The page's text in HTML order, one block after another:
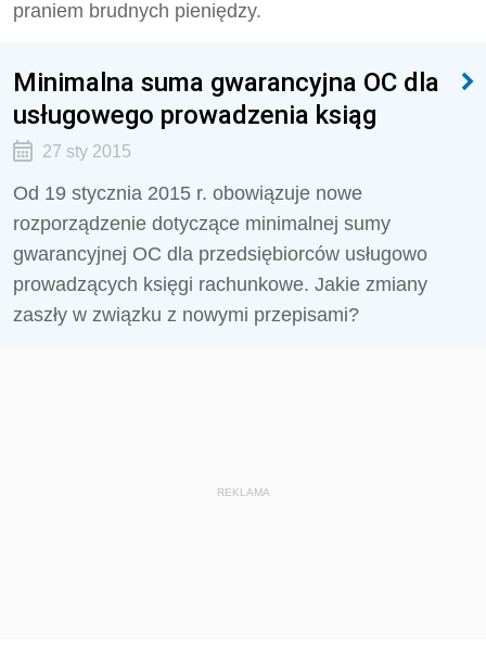
praniem brudnych pieniędzy.
Minimalna suma gwarancyjna OC dla
usługowego prowadzenia ksiąg
27 sty 2015
Od 19 stycznia 2015 r. obowiązuje nowe
rozporządzenie dotyczące minimalnej sumy
gwarancyjnej OC dla przedsiębiorców usługowo
prowadzących księgi rachunkowe. Jakie zmiany
zaszły w związku z nowymi przepisami?
REKLAMA